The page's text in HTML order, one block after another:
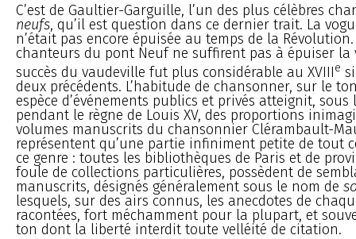
C’est de Gaultier-Garguille, l’un des plus célèbres
neufs, qu’il est question dans ce dernier trait. La
n’était pas encore épuisée au temps de la
chanteurs du pont Neuf ne suffirent pas à épuiser la
succès du vaudeville fut plus considérable au XVIIIe
deux précédents. L’habitude de chansonner, sur le
espèce d’événements publics et privés atteignit, sous
pendant le règne de Louis XV, des proportions
volumes manuscrits du chansonnier Clérambault-
représentent qu’une partie infiniment petite de tout
ce genre : toutes les bibliothèques de Paris et de
foule de collections particulières, possèdent de
manuscrits, désignés généralement sous le nom de
lesquels, sur des airs connus, les anecdotes de
racontées, fort méchamment pour la plupart, et
ton dont la liberté interdit toute velléité de citation.